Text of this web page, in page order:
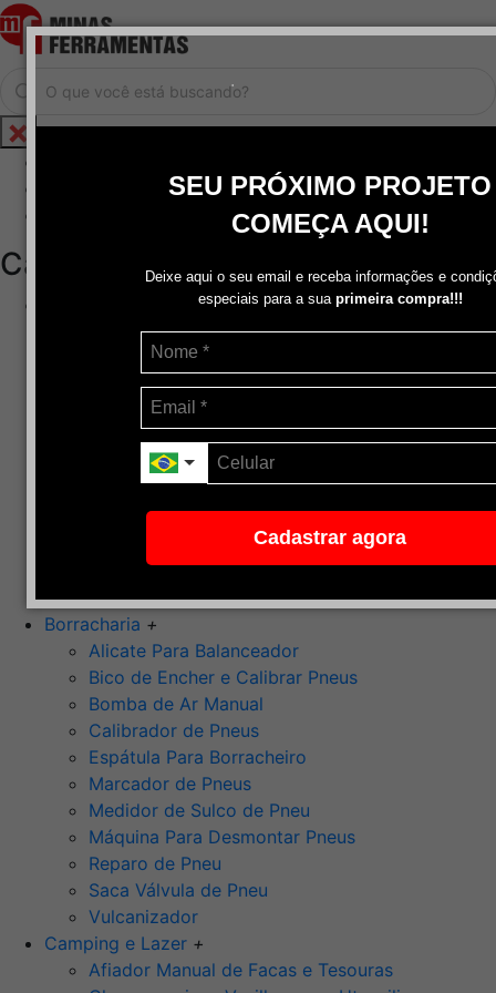
.
SEU PRÓXIMO PROJETO
COMEÇA AQUI!
Deixe aqui o seu email e receba informações e
especiais para a sua primeira compra!!!
Cadastrar agora
Cadastrar / Logar
Central de Atendimento
Categorias
Disco de Corte
Disco de Corte e Desbaste-Dupla Aplicação
Disco de Desbaste
Escovas de Aço
Escovas de Latão
Pasta Para Assentar Válvula
Pedra de Afiar
Ponta Montada (Oxido de Alumínio)
Rebolos
Borracharia +
Alicate Para Balanceador
Bico de Encher e Calibrar Pneus
Bomba de Ar Manual
Calibrador de Pneus
Espátula Para Borracheiro
Marcador de Pneus
Medidor de Sulco de Pneu
Máquina Para Desmontar Pneus
Reparo de Pneu
Saca Válvula de Pneu
Vulcanizador
Camping e Lazer +
Afiador Manual de Facas e Tesouras